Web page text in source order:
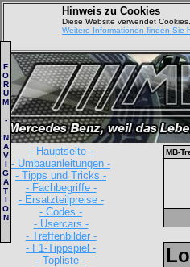
Hinweis zu Cookies
Diese Website verwendet
Weitere Informationen finden Sie
- Hauptseite -
- Umbauanleitungen -
- Tipps und Tricks -
- Fachbegriffe -
- Ersatzteilpreise -
- Codes -
- Usercars -
- Treffenbilder -
- F1-Tippspiel -
- Topliste -
F
O
R
U
M
-
N
A
V
I
G
A
T
I
O
N
MB-